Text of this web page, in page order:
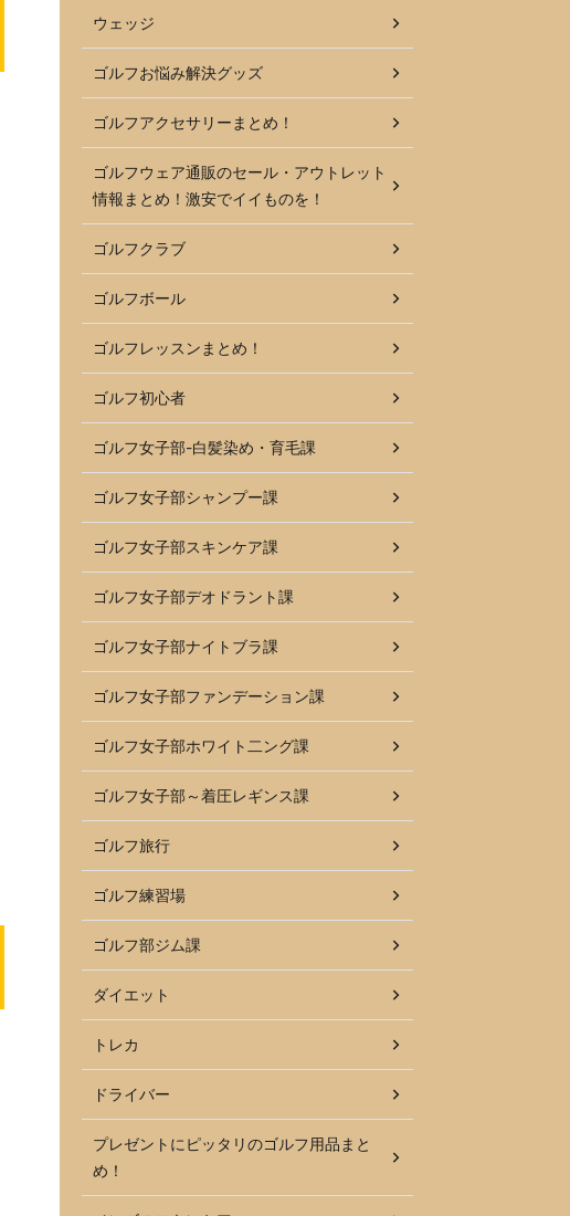
ウェッジ
ゴルフお悩み解決グッズ
ゴルフアクセサリーまとめ！
ゴルフウェア通販のセール・アウトレット
情報まとめ！激安でイイものを！
ゴルフクラブ
ゴルフボール
ゴルフレッスンまとめ！
ゴルフ初心者
ゴルフ女子部-白髪染め・育毛課
ゴルフ女子部シャンプー課
ゴルフ女子部スキンケア課
ゴルフ女子部デオドラント課
ゴルフ女子部ナイトブラ課
ゴルフ女子部ファンデーション課
ゴルフ女子部ホワイト二ング課
ゴルフ女子部～着圧レギンス課
ゴルフ旅行
ゴルフ練習場
ゴルフ部ジム課
ダイエット
トレカ
ドライバー
プレゼントにピッタリのゴルフ用品まと
め！